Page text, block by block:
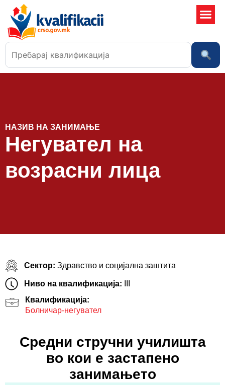
НАЗИВ НА ЗАНИМАЊЕ
Негувател на
возрасни лица
Сектор: Здравство и социјална заштита
Ниво на квалификација:
Квалификација:
Болничар-негувател
Средни стручни училишта
во кои е застапено
занимањето